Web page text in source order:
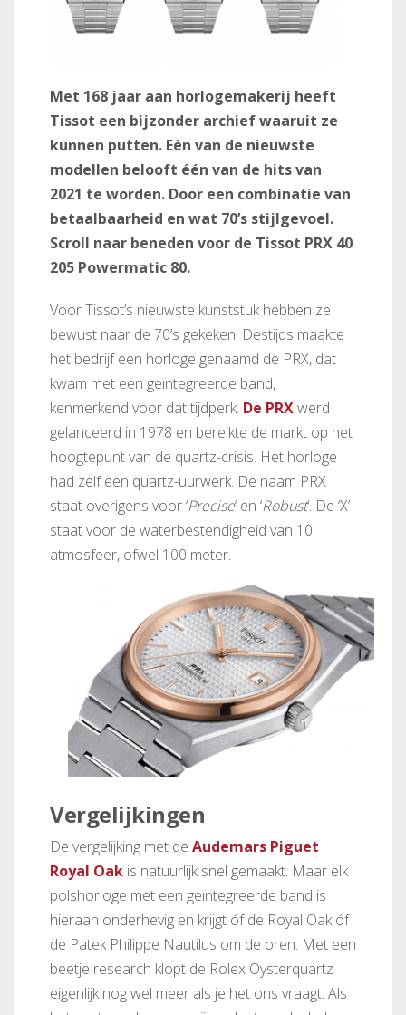
Met 168 jaar aan horlogemakerij heeft
Tissot een bijzonder archief waaruit ze
kunnen putten. Eén van de nieuwste
modellen belooft één van de hits van
2021 te worden. Door een combinatie van
betaalbaarheid en wat 70’s stijlgevoel.
Scroll naar beneden voor de Tissot PRX 40
205 Powermatic 80.
Voor Tissot’s nieuwste kunststuk hebben ze
bewust naar de 70’s gekeken. Destijds maakte
het bedrijf een horloge genaamd de PRX, dat
kwam met een geïntegreerde band,
kenmerkend voor dat tijdperk. De PRXwerd
gelanceerd in 1978 en bereikte de markt op het
hoogtepunt van de quartz-crisis. Het horloge
had zelf een quartz-uurwerk. De naam PRX
staat overigens voor ‘Precise‘ en ‘Robust‘. De ‘X’
staat voor de waterbestendigheid van 10
atmosfeer, ofwel 100 meter.
Vergelijkingen
De vergelijking met de Audemars Piguet
Royal Oak is natuurlijk snel gemaakt. Maar elk
polshorloge met een geïntegreerde band is
hieraan onderhevig en krijgt óf de Royal Oak óf
de Patek Philippe Nautilus om de oren. Met een
beetje research klopt de Rolex Oysterquartz
eigenlijk nog wel meer als je het ons vraagt. Als